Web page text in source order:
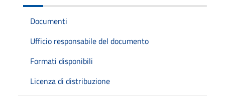
Documenti
Ufficio responsabile del documento
Formati disponibili
Licenza di distribuzione